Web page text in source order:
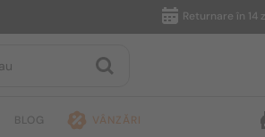
Returnare în 14 zile
BLOG VÂNZĂRI